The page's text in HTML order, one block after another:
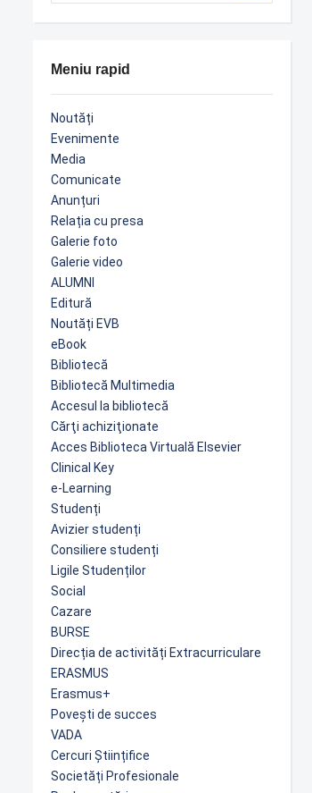
Meniu rapid
Noutăți
Evenimente
Media
Comunicate
Anunțuri
Relația cu presa
Galerie foto
Galerie video
ALUMNI
Editură
Noutăți EVB
eBook
Bibliotecă
Bibliotecă Multimedia
Accesul la bibliotecă
Cărţi achiziţionate
Acces Biblioteca Virtuală Elsevier
Clinical Key
e-Learning
Studenți
Avizier studenți
Consiliere studenți
Ligile Studenților
Social
Cazare
BURSE
Direcția de activități Extracurriculare
ERASMUS
Erasmus+
Povești de succes
VADA
Cercuri Științifice
Societăți Profesionale